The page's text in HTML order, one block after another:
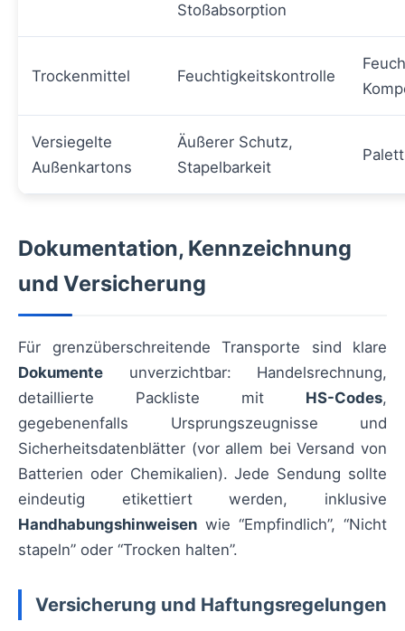
Stoßabsorption
Trockenmittel Feuchtigkeitskontrolle
Versiegelte
Außenkartons
Äußerer Schutz,
Stapelbarkeit
Dokumentation, Kennzeichnung
und Versicherung
Für grenzüberschreitende Transporte sind klare
Dokumente unverzichtbar: Handelsrechnung,
detaillierte Packliste mit HS-Codes,
gegebenenfalls Ursprungszeugnisse und
Sicherheitsdatenblätter (vor allem bei Versand von
Batterien oder Chemikalien). Jede Sendung sollte
eindeutig etikettiert werden, inklusive
Handhabungshinweisen wie “Empfindlich”, “Nicht
stapeln” oder “Trocken halten”.
Versicherung und Haftungsregelungen